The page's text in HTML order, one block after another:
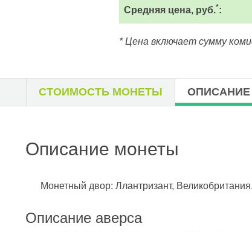
Средняя цена, руб.*:
* Цена включает сумму
СТОИМОСТЬ МОНЕТЫ ОПИСАНИЕ
Описание монеты
Монетный двор: Ллантризант, Великобритания.
Описание аверса